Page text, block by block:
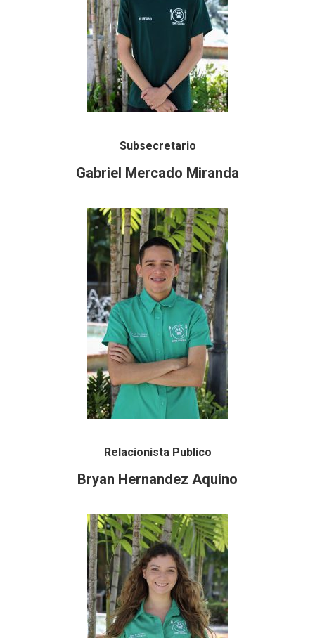
Subsecretario
Gabriel Mercado Miranda
Relacionista Publico
Bryan Hernandez Aquino